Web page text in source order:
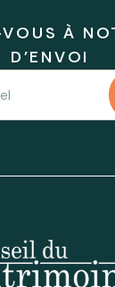
À
D'ENVOI